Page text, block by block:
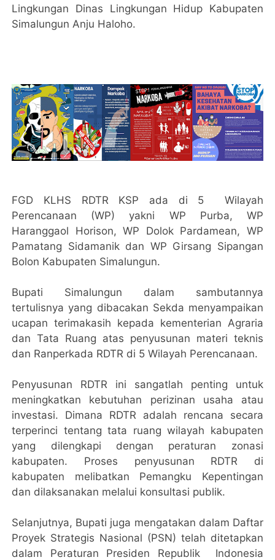
Lingkungan Dinas Lingkungan Hidup Kabupaten
Simalungun Anju Haloho.
FGD KLHS RDTR KSP ada di 5 Wilayah
Perencanaan (WP) yakni WP Purba, WP
Haranggaol Horison, WP Dolok Pardamean, WP
Pamatang Sidamanik dan WP Girsang Sipangan
Bolon Kabupaten Simalungun.
Bupati Simalungun dalam sambutannya
tertulisnya yang dibacakan Sekda menyampaikan
ucapan terimakasih kepada kementerian Agraria
dan Tata Ruang atas penyusunan materi teknis
dan Ranperkada RDTR di 5 Wilayah Perencanaan.
Penyusunan RDTR ini sangatlah penting untuk
meningkatkan kebutuhan perizinan usaha atau
investasi. Dimana RDTR adalah rencana secara
terperinci tentang tata ruang wilayah kabupaten
yang dilengkapi dengan peraturan zonasi
kabupaten. Proses penyusunan RDTR di
kabupaten melibatkan Pemangku Kepentingan
dan dilaksanakan melalui konsultasi publik.
Selanjutnya, Bupati juga mengatakan dalam Daftar
Proyek Strategis Nasional (PSN) telah ditetapkan
dalam Peraturan Presiden Republik Indonesia